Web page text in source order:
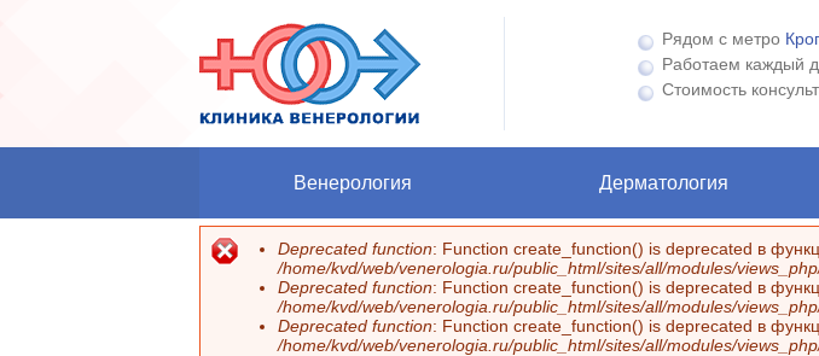
Рядом с метро
Работаем каждый
Стоимость
Венерология Дерматология
Сообщение об ошибке
Deprecated function: Function create_function() is deprecated в
/home/kvd/web/venerologia.ru/public_html/sites/all/modules/
Deprecated function: Function create_function() is deprecated в
/home/kvd/web/venerologia.ru/public_html/sites/all/modules/
Deprecated function: Function create_function() is deprecated в
/home/kvd/web/venerologia.ru/public_html/sites/all/modules/